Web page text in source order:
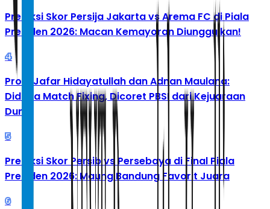
Prediksi Skor Persija Jakarta vs Arema FC di Piala
Presiden 2026: Macan Kemayoran Diunggulkan!
4
Profil Jafar Hidayatullah dan Adnan Maulana:
Diduga Match Fixing, Dicoret PBSI dari Kejuaraan
Dunia
5
Prediksi Skor Persib vs Persebaya di Final Piala
Presiden 2026: Maung Bandung Favorit Juara
6